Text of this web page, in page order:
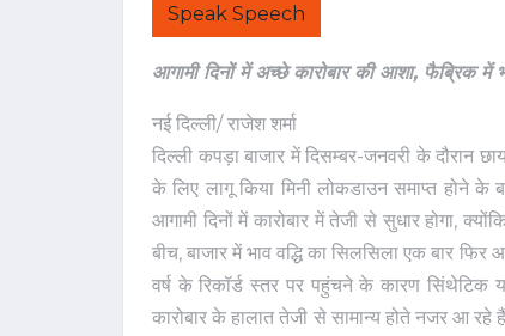
Speak Speech
आगामी दिनों में अच्छे कारोबार की आशा, फैब्रिक में
नई दिल्ली/ राजेश शर्मा
दिल्ली कपड़ा बाजार में दिसम्बर-जनवरी के दौरान
के लिए लागू किया मिनी लोकडाउन समाप्त होने के
आगामी दिनों में कारोबार में तेजी से सुधार होगा,
बीच, बाजार में भाव वद्धि का सिलसिला एक बार
वर्ष के रिकॉर्ड स्तर पर पहुंचने के कारण सिंथेटिक
कारोबार के हालात तेजी से सामान्य होते नजर आ रहे